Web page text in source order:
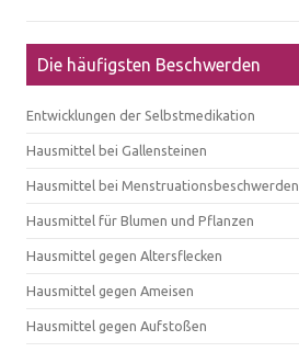
Die häufigsten Beschwerden
Entwicklungen der Selbstmedikation
Hausmittel bei Gallensteinen
Hausmittel bei Menstruationsbeschwerden
Hausmittel für Blumen und Pflanzen
Hausmittel gegen Altersflecken
Hausmittel gegen Ameisen
Hausmittel gegen Aufstoßen